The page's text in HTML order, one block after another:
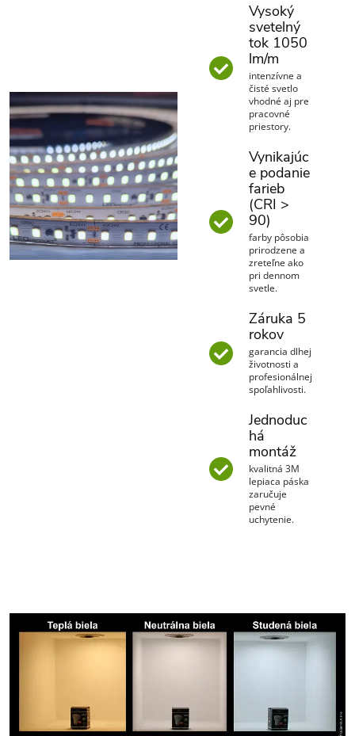
Vysoký
svetelný
tok 1050
lm/m
intenzívne a
čisté svetlo
vhodné aj pre
pracovné
priestory.
Vynikajúc
e podanie
farieb
(CRI >
90)
farby pôsobia
prirodzene a
zreteľne ako
pri dennom
svetle.
Záruka 5
rokov
garancia dlhej
životnosti a
profesionálnej
spoľahlivosti.
Jednoduc
há
montáž
kvalitná 3M
lepiaca páska
zaručuje
pevné
uchytenie.